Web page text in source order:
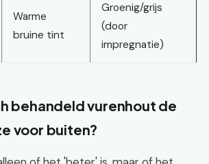
Warme
bruine tint
Groenig/grijs
(door
impregnatie)
behandeld vurenhout de
voor buiten?